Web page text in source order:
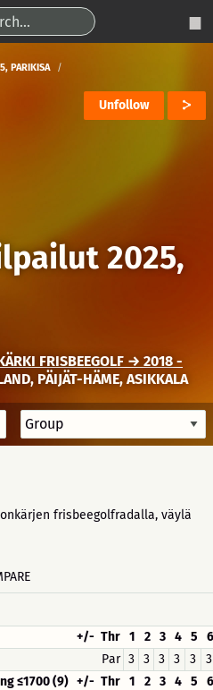
PARIKISA
Unfollow
2025,
FRISBEEGOLF → 2018 -
PÄIJÄT-HÄME, ASIKKALA
frisbeegolfradalla, väylä
+/- Thr 1 2 3 4 5
6
Par 3 3 3 3 3
3
≤1700 (9) +/- Thr 1 2 3 4 5
6